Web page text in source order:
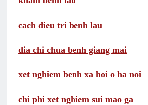
cach dieu tri benh lau
dia chi chua benh giang mai
xet nghiem benh xa hoi o ha noi
chi phi xet nghiem sui mao ga